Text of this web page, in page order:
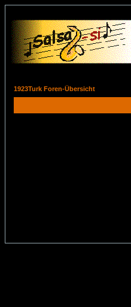
1923Turk Foren-Übersicht